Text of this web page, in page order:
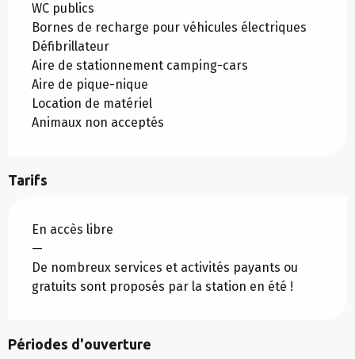
WC publics
Bornes de recharge pour véhicules électriques
Défibrillateur
Aire de stationnement camping-cars
Aire de pique-nique
Location de matériel
Animaux non acceptés
Tarifs
En accès libre
—
De nombreux services et activités payants ou
gratuits sont proposés par la station en été !
Périodes d'ouverture